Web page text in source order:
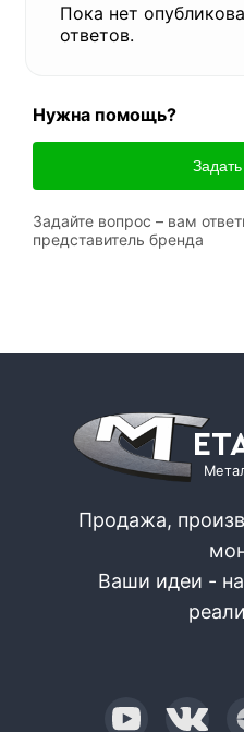
Пока нет
ответов.
Нужна помощь?
Задайте вопрос – вам
представитель бренда
Продажа,
Ваши идеи -